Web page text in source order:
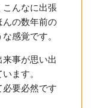
こんなに出張
んの数年前の
感覚です。
事が思い出
ます。
要必然です